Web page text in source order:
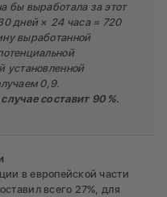
бы выработала за этот
дней × 24 часа = 720
выработанной
установленной
0,9.
составит 90 %.
в европейской части
всего 27%, для